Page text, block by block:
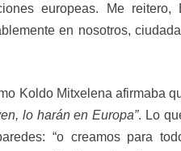
europeas. Me
en nosotros,
Koldo Mitxelena afirmaba
lo harán en Europa”. Lo
“o creamos para